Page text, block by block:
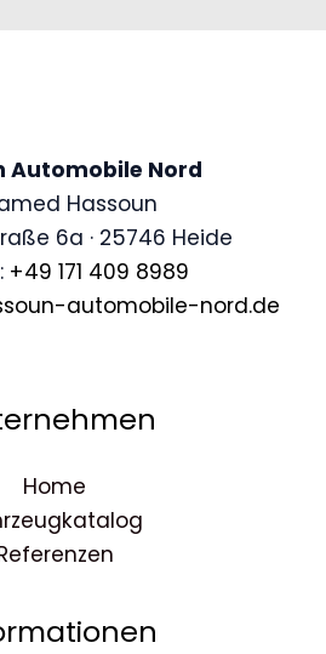
Automobile Nord
Hassoun
6a · 25746 Heide
+49 171 409 8989
automobile-nord.de
Home